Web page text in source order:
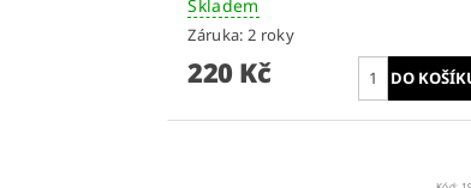
Skladem
Záruka: 2 roky
220 Kč